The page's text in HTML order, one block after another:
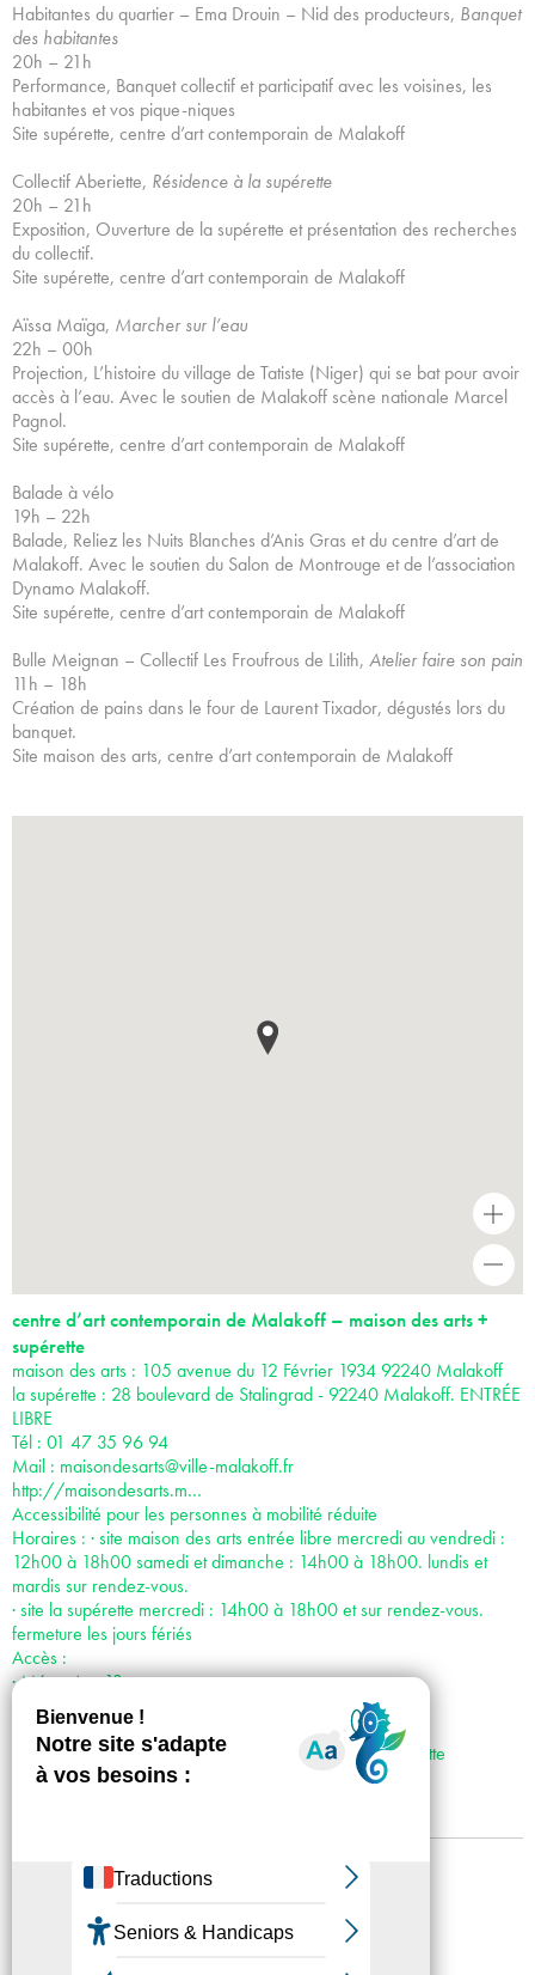
Habitantes du quartier – Ema Drouin – Nid des producteurs, Banquet
des habitantes
20h – 21h
Performance, Banquet collectif et participatif avec les voisines, les
habitantes et vos pique-niques
Site supérette, centre d’art contemporain de Malakoff
Collectif Aberiette, Résidence à la supérette
20h – 21h
Exposition, Ouverture de la supérette et présentation des recherches
du collectif.
Site supérette, centre d’art contemporain de Malakoff
Aïssa Maïga, Marcher sur l’eau
22h – 00h
Projection, L’histoire du village de Tatiste (Niger) qui se bat pour avoir
accès à l’eau. Avec le soutien de Malakoff scène nationale Marcel
Pagnol.
Site supérette, centre d’art contemporain de Malakoff
Balade à vélo
19h – 22h
Balade, Reliez les Nuits Blanches d’Anis Gras et du centre d’art de
Malakoff. Avec le soutien du Salon de Montrouge et de l’association
Dynamo Malakoff.
Site supérette, centre d’art contemporain de Malakoff
Bulle Meignan – Collectif Les Froufrous de Lilith, Atelier faire son pain
11h – 18h
Création de pains dans le four de Laurent Tixador, dégustés lors du
banquet.
Site maison des arts, centre d’art contemporain de Malakoff
+
centre d’art contemporain de Malakoff – maison des arts +
supérette
maison des arts : 105 avenue du 12 Février 1934 92240 Malakoff
la supérette : 28 boulevard de Stalingrad - 92240 Malakoff. ENTRÉE
LIBRE
Tél : 01 47 35 96 94
Mail : maisondesarts@ville-malakoff.fr
http://maisondesarts.m…
Accessibilité pour les personnes à mobilité réduite
Horaires : · site maison des arts entrée libre mercredi au vendredi :
12h00 à 18h00 samedi et dimanche : 14h00 à 18h00. lundis et
mardis sur rendez-vous.
· site la supérette mercredi : 14h00 à 18h00 et sur rendez-vous.
fermeture les jours fériés
Accès :
· Métro 4 et 13
· Bus 194, 388, N66
· Vélib’ Station n°22404, avenue Pierre Brossolette
· Voiture : Porte de Châtillon, puis avenue Pierre Brossolette
Vélib' : Station nº 22404
Accessibilité